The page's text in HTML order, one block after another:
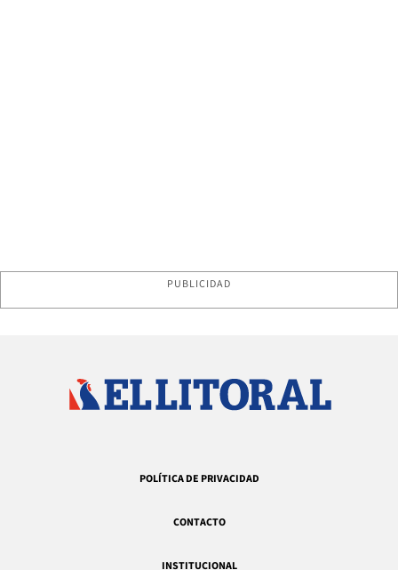
PUBLICIDAD
POLÍTICA DE PRIVACIDAD
CONTACTO
INSTITUCIONAL